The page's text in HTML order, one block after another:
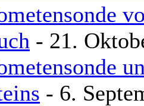
- 21.
- 6.